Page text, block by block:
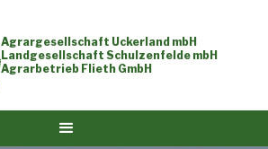
Agrargesellschaft Uckerland mbH
Landgesellschaft Schulzenfelde mbH
Agrarbetrieb Flieth GmbH